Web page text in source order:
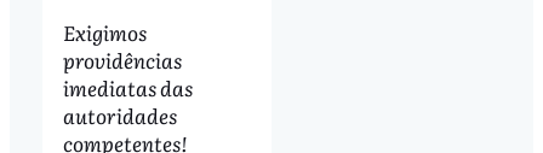
Exigimos
providências
imediatas das
autoridades
competentes!